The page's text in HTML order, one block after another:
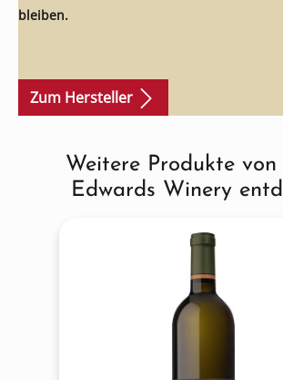
bleiben.
Zum Hersteller
Produktgalerie überspringen
Weitere Produkte
Edwards Winery